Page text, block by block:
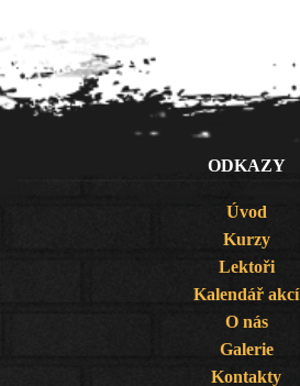
ODKAZY
Úvod
Kurzy
Lektoři
Kalendář akcí
O nás
Galerie
Kontakty